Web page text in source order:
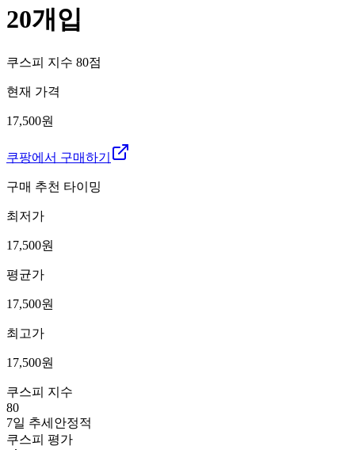
20개입
쿠스피 지수 80점
현재 가격
17,500원
쿠팡에서 구매하기
구매 추천 타이밍
최저가
17,500원
평균가
17,500원
최고가
17,500원
쿠스피 지수
80
7일 추세 안정적
쿠스피 평가